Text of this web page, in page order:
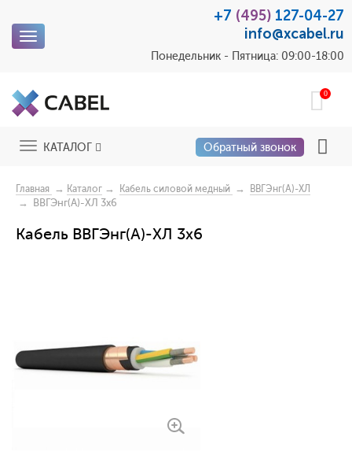
Toggle
+7 (495) 127-04-27
info@xcabel.ru
Понедельник - Пятница: 09:00-18:00
0
ToggleКАТАЛОГ Обратный звонок
Главная → Каталог → Кабель силовой медный → ВВГЭнг(А)-ХЛ
→ ВВГЭнг(А)-ХЛ 3x6
Кабель ВВГЭнг(А)-ХЛ 3x6